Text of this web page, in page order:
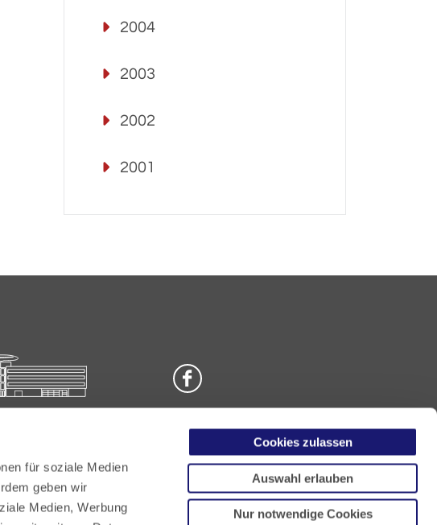
für soziale Medien
geben wir
Medien, Werbung
Cookies zulassen
Auswahl erlauben
Nur notwendige Cookies
2004
2003
2002
2001
5